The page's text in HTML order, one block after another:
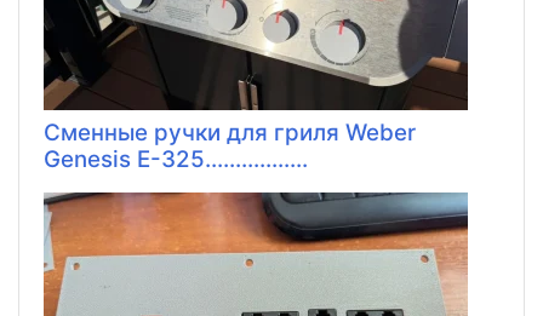
Сменные ручки для гриля Weber
Genesis E-325.................